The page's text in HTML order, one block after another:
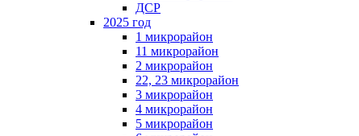
ДСР
2025 год
1 микрорайон
11 микрорайон
2 микрорайон
22, 23 микрорайон
3 микрорайон
4 микрорайон
5 микрорайон